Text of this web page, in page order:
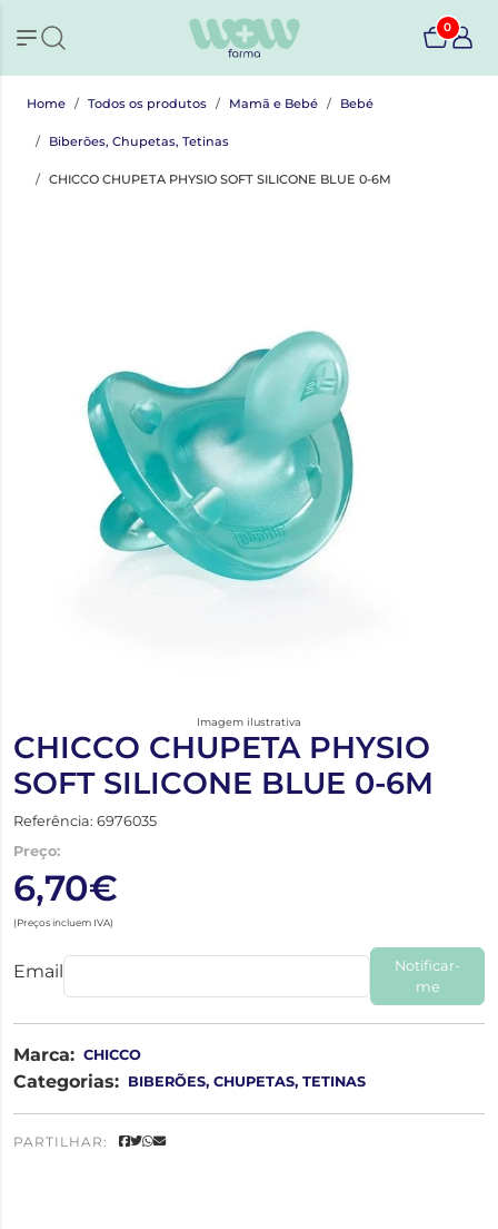
0
Home Todos os produtos Mamã e Bebé Bebé
Biberões, Chupetas, Tetinas
CHICCO CHUPETA PHYSIO SOFT SILICONE BLUE 0-6M
Imagem ilustrativa
CHICCO CHUPETA PHYSIO
SOFT SILICONE BLUE 0-6M
Referência: 6976035
Preço:
6,70€
(Preços incluem IVA)
Email
Notificar-
me
Marca: CHICCO
Categorias: BIBERÕES, CHUPETAS, TETINAS
PARTILHAR: